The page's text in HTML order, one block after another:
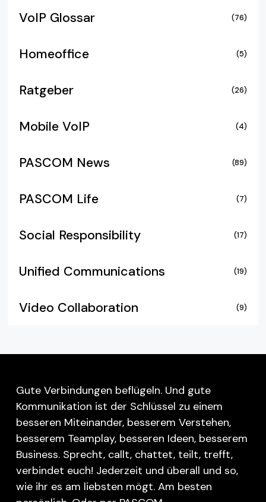
VoIP Glossar (76)
Homeoffice (5)
Ratgeber (26)
Mobile VoIP (4)
PASCOM News (89)
PASCOM Life (7)
Social Responsibility (17)
Unified Communications (19)
Video Collaboration (9)
Gute Verbindungen beflügeln. Und gute
Kommunikation ist der Schlüssel zu einem
besseren Miteinander, besserem Verstehen,
besserem Teamplay, besseren Ideen, besserem
Business. Sprecht, callt, chattet, teilt, trefft,
verbindet euch! Jederzeit und überall und so,
wie ihr es am liebsten mögt. Am besten